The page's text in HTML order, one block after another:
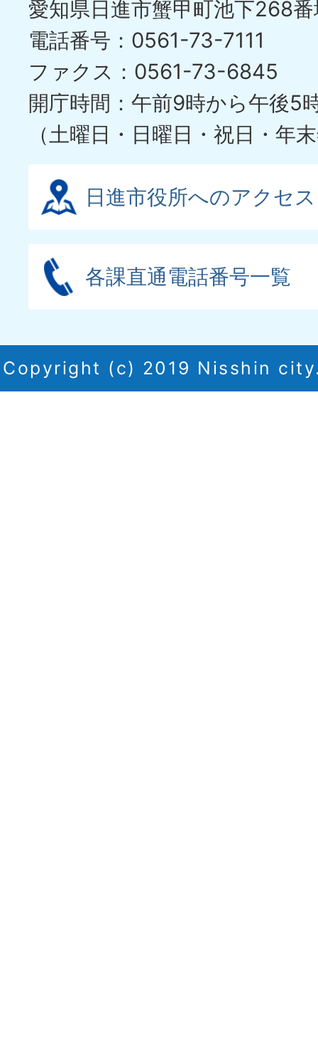
ラ
イ
ド
愛知県日進市蟹甲町池下268
電話番号：0561-73-7111
ファクス：0561-73-6845
開庁時間：午前9時から午後5
（土曜日・日曜日・祝日・年
日進市役所へのアクセス
各課直通電話番号一覧
Copyright (c) 2019 Nisshin